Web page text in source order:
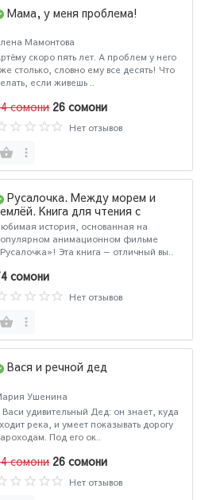
Мама, у меня проблема!
Мамонтова
скоро пять лет. А проблем у него
столько, словно ему все десять! Что
если живешь ..
сомони 26 сомони
Нет отзывов
Русалочка. Между морем и
Книга для чтения с
картинками
история, основанная на
анимационном фильме
Эта книга — отличный вы..
сомони
Нет отзывов
Вася и речной дед
Ушенина
Васи удивительный Дед: он знает, куда
река, и умеет показывать дорогу
Под его ок..
сомони 26 сомони
Нет отзывов